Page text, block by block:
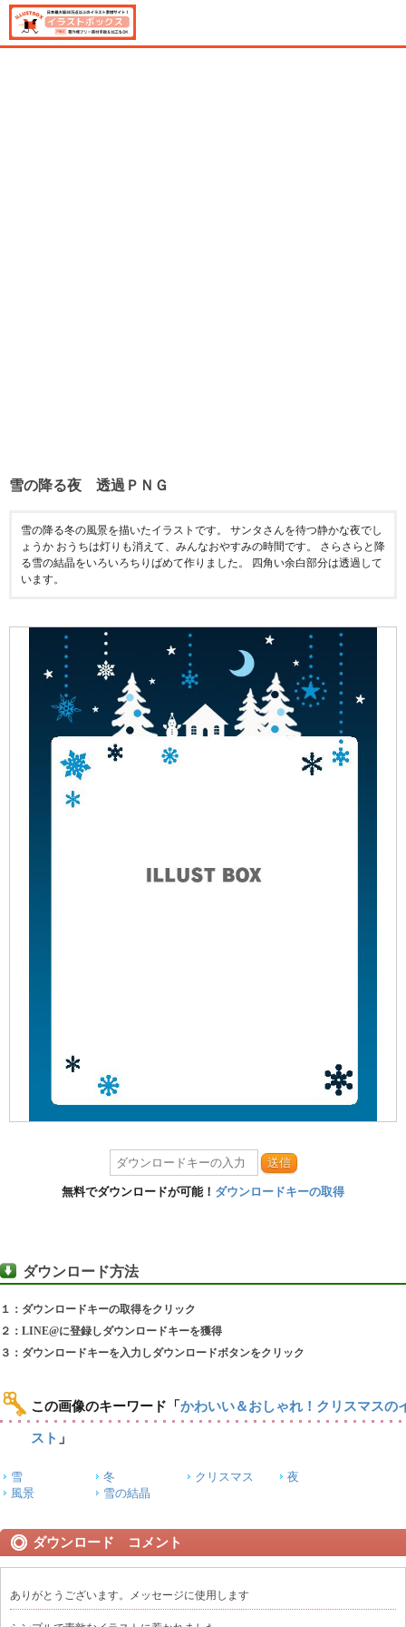
雪の降る夜 透過ＰＮＧ
雪の降る冬の風景を描いたイラストです。 サンタさんを待つ静かな夜でし
ょうか おうちは灯りも消えて、みんなおやすみの時間です。 さらさらと降
る雪の結晶をいろいろちりばめて作りました。 四角い余白部分は透過して
います。
送信
無料でダウンロードが可能！ ダウンロードキーの取得
ダウンロード方法
１：ダウンロードキーの取得をクリック
２：LINE@に登録しダウンロードキーを獲得
３：ダウンロードキーを入力しダウンロードボタンをクリック
この画像のキーワード 「 かわいい＆おしゃれ！クリスマスの
スト 」
雪 冬 クリスマス
夜
風景
雪の結晶
ダウンロード コメント
ありがとうございます。メッセージに使用します